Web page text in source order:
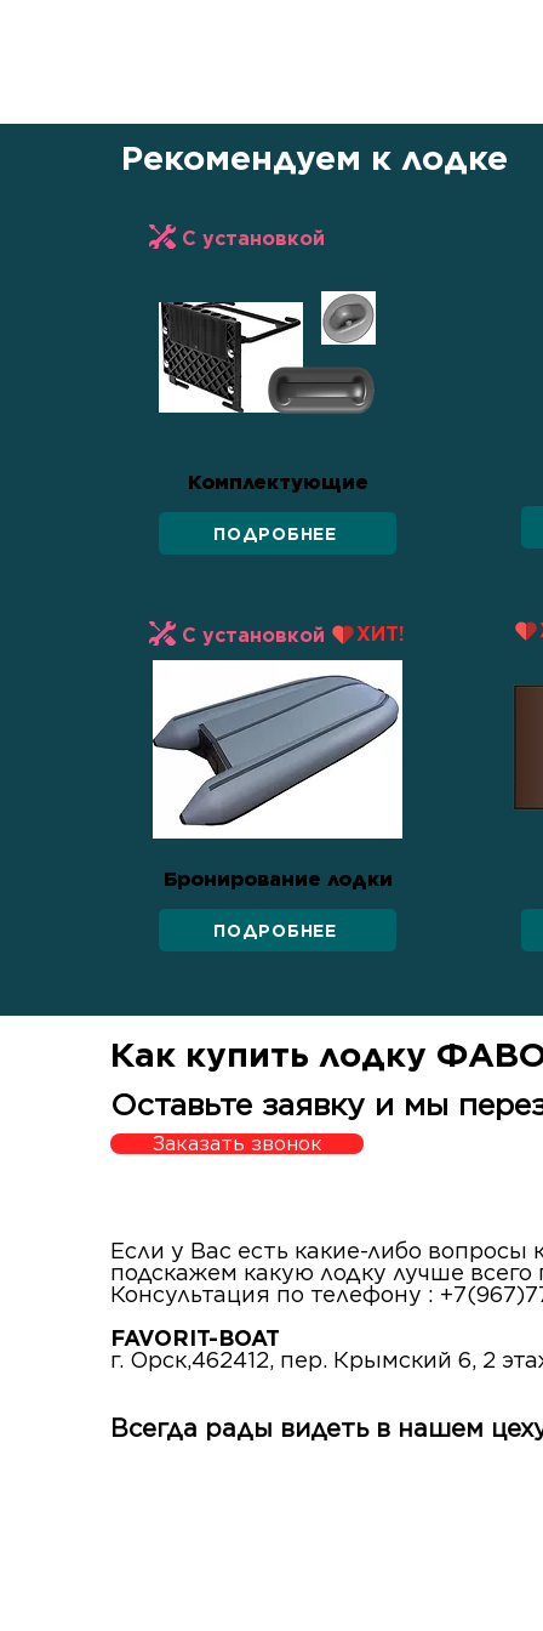
Рекомендуем к лодке
С установкой
Комплектующие
ПОДРОБНЕЕ
С установкой ХИТ!
Бронирование лодки
ПОДРОБНЕЕ
Как купить лодку
Оставьте заявку и мы
Заказать звонок
Если у Вас есть какие-либо
подскажем какую лодку лучше
Консультация по телефону :
FAVORIT-BOAT
г. Орск,462412, пер. Крымский 6, 2
Всегда рады видеть в нашем